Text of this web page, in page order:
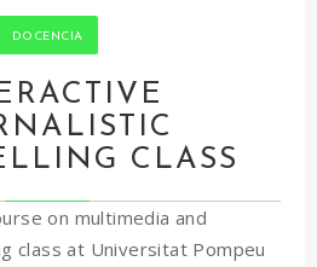
DOCENCIA
CLASS
on multimedia and
class at Universitat Pompeu